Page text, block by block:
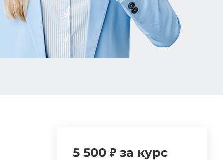
5 500 ₽ за курс